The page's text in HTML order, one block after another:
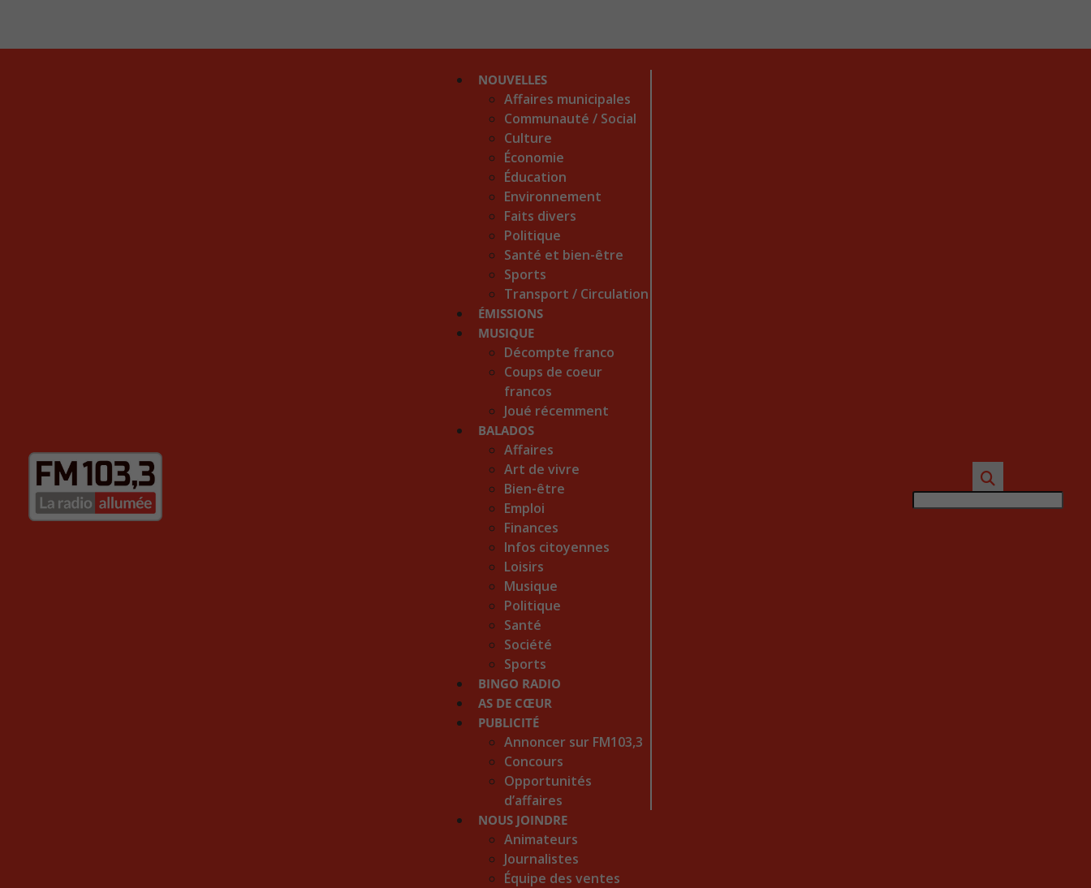
NOUVELLES
Affaires municipales
Communauté / Social
Culture
Économie
Éducation
Environnement
Faits divers
Politique
Santé et bien-être
Sports
Transport / Circulation
ÉMISSIONS
MUSIQUE
Décompte franco
Coups de coeur
francos
Joué récemment
BALADOS
Affaires
Art de vivre
Bien-être
Emploi
Finances
Infos citoyennes
Loisirs
Musique
Politique
Santé
Société
Sports
BINGO RADIO
AS DE CŒUR
PUBLICITÉ
Annoncer sur FM103,3
Concours
Opportunités
d’affaires
NOUS JOINDRE
Animateurs
Journalistes
Équipe des ventes